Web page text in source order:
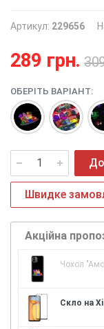
Артикул: 229656
289 грн.
ОБЕРІТЬ ВАРІАНТ:
Швидке
Акційна
Чохол
Скло на